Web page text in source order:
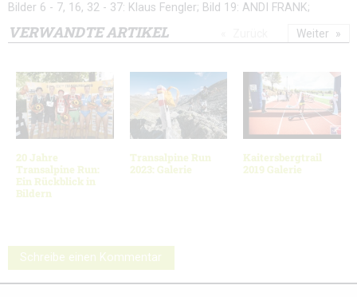
Bilder 6 - 7, 16, 32 - 37: Klaus Fengler; Bild 19: ANDI FRANK;
VERWANDTE ARTIKEL
20 Jahre
Transalpine Run:
Ein Rückblick in
Bildern
Transalpine Run
2023: Galerie
Kaitersbergtrail
2019 Galerie
Weiter
Schreibe einen Kommentar